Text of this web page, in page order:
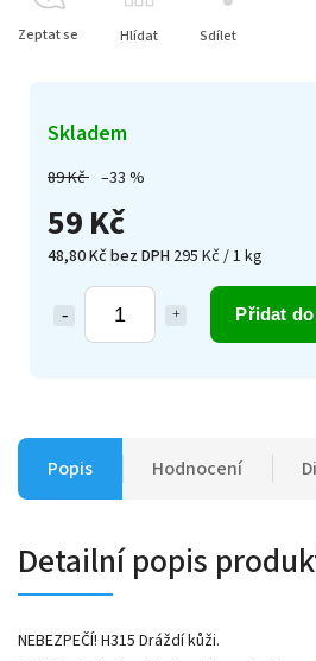
89 Kč –33 %
59 Kč
48,80 Kč bez DPH 295 Kč / 1 kg
Přidat
Skladem
Zeptat se Hlídat Sdílet
Popis Hodnocení
Detailní popis
NEBEZPEČÍ! H315 Dráždí kůži.